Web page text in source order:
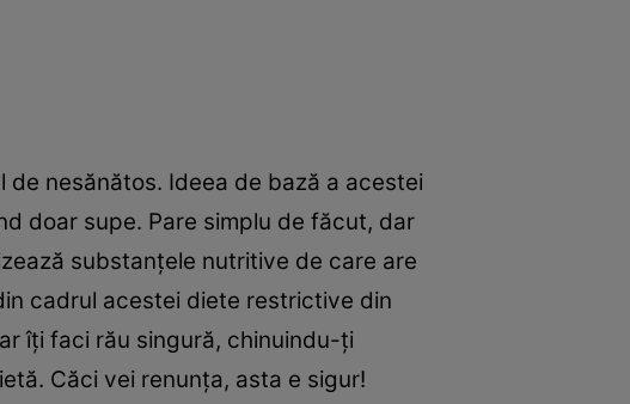
nesănătos. Ideea de bază a acestei
doar supe. Pare simplu de făcut, dar
substanţele nutritive de care are
cadrul acestei diete restrictive din
îţi faci rău singură, chinuindu-ţi
Căci vei renunţa, asta e sigur!